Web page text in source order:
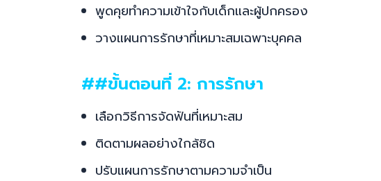
พูดคุยทำความเข้าใจกับเด็กและผู้ปกครอง
วางแผนการรักษาที่เหมาะสมเฉพาะบุคคล
##ขั้นตอนที่ 2: การรักษา
เลือกวิธีการจัดฟันที่เหมาะสม
ติดตามผลอย่างใกล้ชิด
ปรับแผนการรักษาตามความจำเป็น